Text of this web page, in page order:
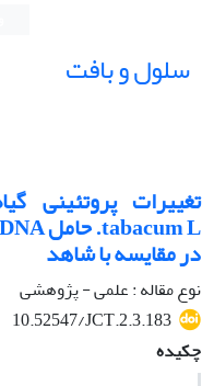
سلول و بافت
در مقایسه با شاهد
نوع مقاله : علمی - پژوهشی
10.52547/JCT.2.3.183
چکیده